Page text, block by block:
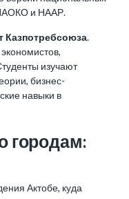
НАОКО и НААР.
Казпотребсоюза.
изучают
бизнес-
навыки в
городам:
Актобе, куда